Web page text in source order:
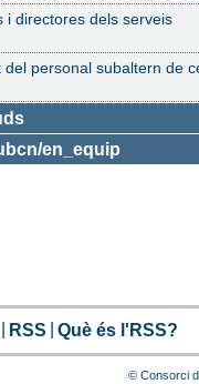
i directores dels serveis
personal subaltern de
en_equip
RSS Què és l'RSS?
© Consorci